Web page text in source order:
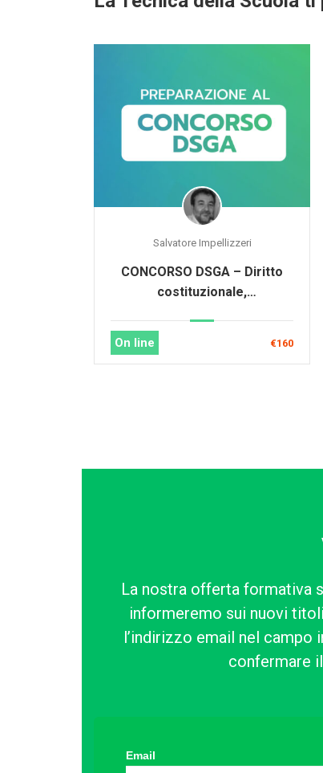
Salvatore Impellizzeri
CONCORSO DSGA – Diritto
costituzionale,
lavoro, penale e legislazione
On line €160
La nostra offerta formativa
informeremo sui nuovi
l’indirizzo email nel campo
confermare
Email